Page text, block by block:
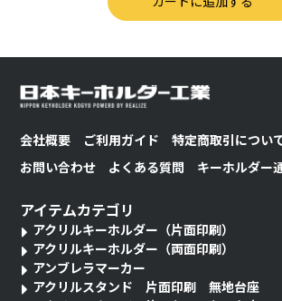
会社概要 ご利用ガイド 特定商取引につい
お問い合わせ
よくある質問 キーホルダー
アイテムカテゴリ
アクリルキーホルダー（片面印刷）
アクリルキーホルダー（両面印刷）
アンブレラマーカー
アクリルスタンド 片面印刷 無地台座